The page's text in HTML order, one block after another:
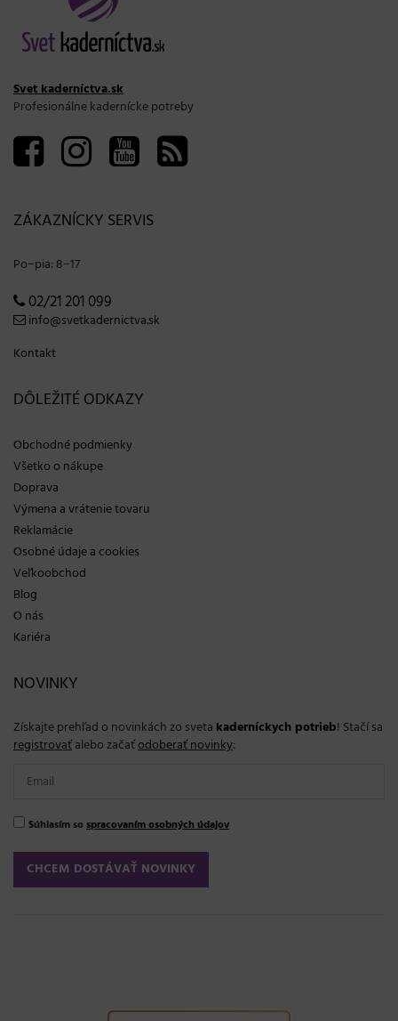
Svet kaderníctva.sk
Profesionálne kadernícke potreby
ZÁKAZNÍCKY SERVIS
Po−pia: 8−17
02/21 201 099
info@svetkadernictva.sk
Kontakt
DÔLEŽITÉ ODKAZY
Obchodné podmienky
Všetko o nákupe
Doprava
Výmena a vrátenie tovaru
Reklamácie
Osobné údaje a cookies
Veľkoobchod
Blog
O nás
Kariéra
NOVINKY
Získajte prehľad o novinkách zo sveta kaderníckych potrieb! Stačí sa
registrovaťalebo začaťodoberať novinky:
Súhlasím so spracovaním osobných údajov